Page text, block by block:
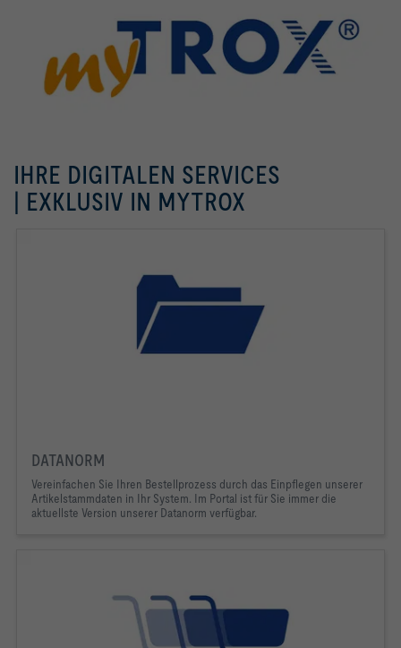
IHRE DIGITALEN SERVICES
| EXKLUSIV IN MYTROX
DATANORM
Vereinfachen Sie Ihren Bestellprozess durch das Einpflegen unserer
Artikelstammdaten in Ihr System. Im Portal ist für Sie immer die
aktuellste Version unserer Datanorm verfügbar.